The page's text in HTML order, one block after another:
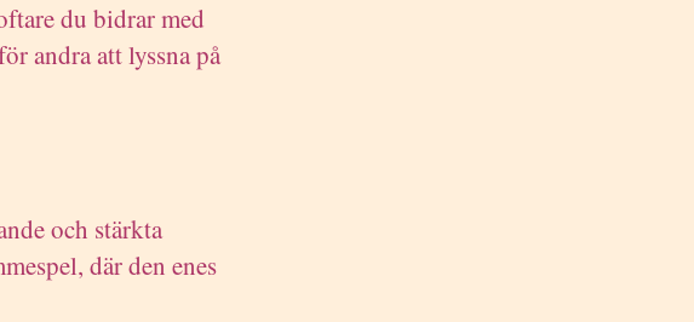
du bidrar med
andra att lyssna på
och stärkta
där den enes